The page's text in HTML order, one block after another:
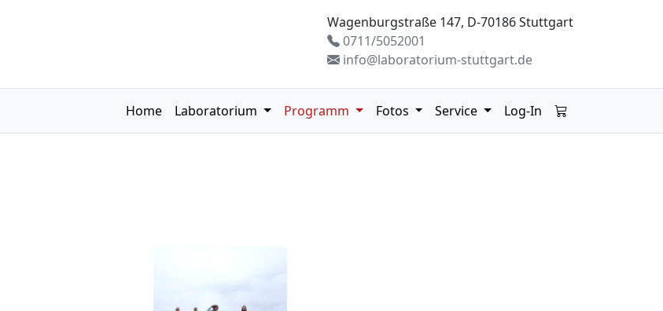
Wagenburgstraße 147, D-70186 Stuttgart
0711/5052001
info@laboratorium-stuttgart.de
Home Laboratorium Programm Fotos Service Log-In